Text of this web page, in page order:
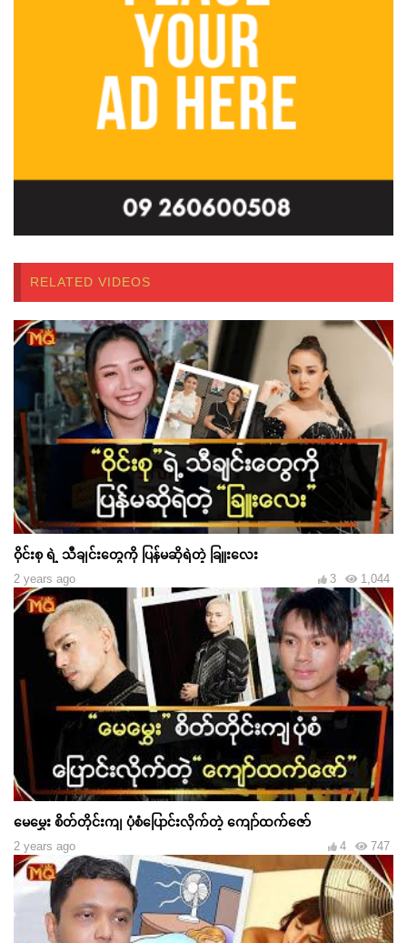
RELATED VIDEOS
ဝိုင်းစု ရဲ့ သီချင်းတွေကို ပြန်မဆိုရဲတဲ့ ခြူးလေး
2 years ago 1,044
3
မေမွှေး စိတ်တိုင်းကျ ပုံစံပြောင်းလိုက်တဲ့ ကျော်ထက်ဇော်
2 years ago 747
4